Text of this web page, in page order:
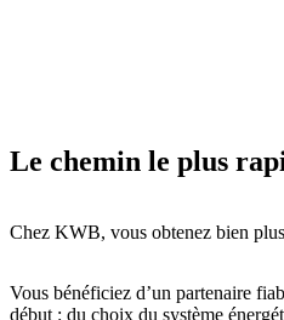
Le chemin le plus
Chez KWB, vous obtenez bien
Vous bénéficiez d’un partenaire
début : du choix du système